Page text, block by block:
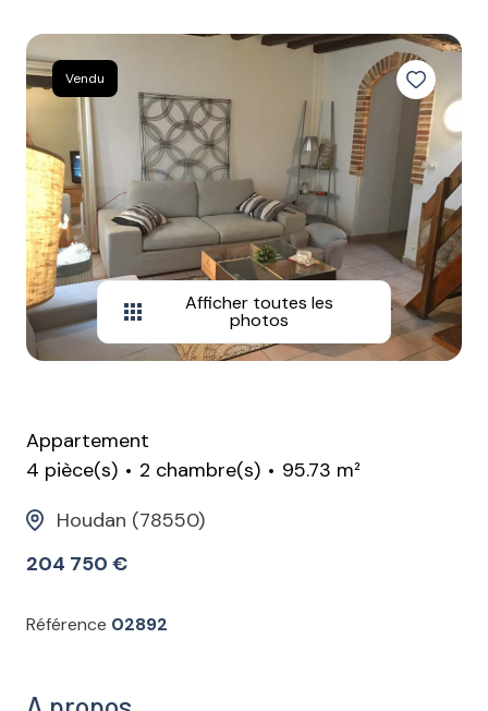
Estimation
Contact
Vendu
Afficher toutes les
photos
Appartement
4 pièce(s)
2 chambre(s)
95.73 m²
Houdan (78550)
204 750 €
Référence 02892